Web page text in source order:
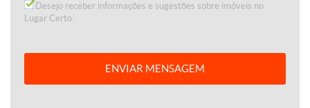
Desejo receber informações e sugestões sobre imóveis no
Lugar Certo.
ENVIAR MENSAGEM